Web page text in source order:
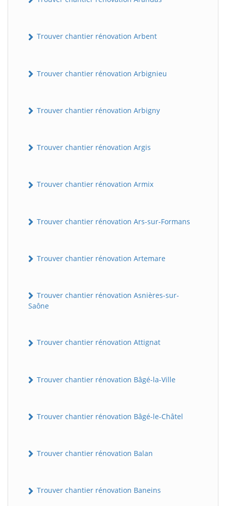
Trouver chantier rénovation Arbent
Trouver chantier rénovation Arbignieu
Trouver chantier rénovation Arbigny
Trouver chantier rénovation Argis
Trouver chantier rénovation Armix
Trouver chantier rénovation Ars-sur-Formans
Trouver chantier rénovation Artemare
Trouver chantier rénovation Asnières-sur-
Saône
Trouver chantier rénovation Attignat
Trouver chantier rénovation Bâgé-la-Ville
Trouver chantier rénovation Bâgé-le-Châtel
Trouver chantier rénovation Balan
Trouver chantier rénovation Baneins